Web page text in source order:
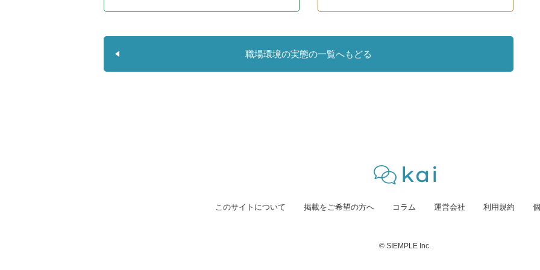
職場環境の実態の一覧へもどる
このサイトについて 掲載をご希望の方へ コラム 運営会社 利用規約
© SIEMPLE Inc.